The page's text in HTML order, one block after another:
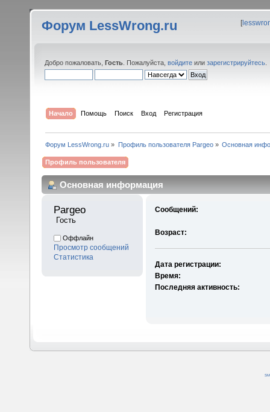
Форум LessWrong.ru [
Добро пожаловать, Гость . Пожалуйста, войдите или зарегистрируйтесь
Начало Помощь Поиск Вход Регистрация
Форум LessWrong.ru » Профиль пользователя Pargeo» Основная
Профиль пользователя
Основная информация
Pargeo
Гость
Оффлайн
Просмотр сообщений
Статистика
Сообщений:
Возраст:
Дата регистрации:
Время:
Последняя активность: